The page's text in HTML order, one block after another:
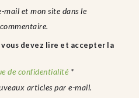
mail et mon site dans le
devez lire et accepter la
de confidentialité *
articles par e-mail.